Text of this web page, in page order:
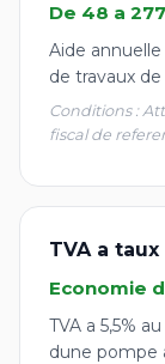
De 48 a
Aide
de travaux
Conditions :
fiscal de
TVA a
Economie
TVA a 5,5%
dune pompe